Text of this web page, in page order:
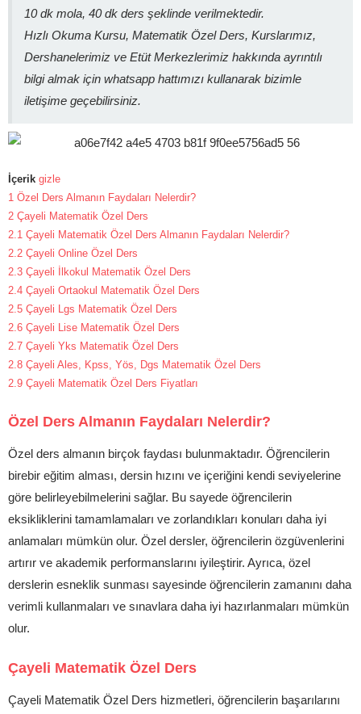
10 dk mola, 40 dk ders şeklinde verilmektedir.
Hızlı Okuma Kursu, Matematik Özel Ders, Kurslarımız,
Dershanelerimiz ve Etüt Merkezlerimiz hakkında ayrıntılı
bilgi almak için whatsapp hattımızı kullanarak bizimle
iletişime geçebilirsiniz.
İçerik gizle
1 Özel Ders Almanın Faydaları Nelerdir?
2 Çayeli Matematik Özel Ders
2.1 Çayeli Matematik Özel Ders Almanın Faydaları Nelerdir?
2.2 Çayeli Online Özel Ders
2.3 Çayeli İlkokul Matematik Özel Ders
2.4 Çayeli Ortaokul Matematik Özel Ders
2.5 Çayeli Lgs Matematik Özel Ders
2.6 Çayeli Lise Matematik Özel Ders
2.7 Çayeli Yks Matematik Özel Ders
2.8 Çayeli Ales, Kpss, Yös, Dgs Matematik Özel Ders
2.9 Çayeli Matematik Özel Ders Fiyatları
Özel Ders Almanın Faydaları Nelerdir?
Özel ders almanın birçok faydası bulunmaktadır. Öğrencilerin
birebir eğitim alması, dersin hızını ve içeriğini kendi seviyelerine
göre belirleyebilmelerini sağlar. Bu sayede öğrencilerin
eksikliklerini tamamlamaları ve zorlandıkları konuları daha iyi
anlamaları mümkün olur. Özel dersler, öğrencilerin özgüvenlerini
artırır ve akademik performanslarını iyileştirir. Ayrıca, özel
derslerin esneklik sunması sayesinde öğrencilerin zamanını daha
verimli kullanmaları ve sınavlara daha iyi hazırlanmaları mümkün
olur.
Çayeli Matematik Özel Ders
Çayeli Matematik Özel Ders hizmetleri, öğrencilerin başarılarını